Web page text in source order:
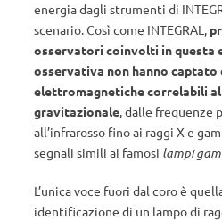
energia dagli strumenti di
scenario. Così come INTEGRAL,
osservatori coinvolti in questa
osservativa non hanno captato
elettromagnetiche correlabili al
gravitazionale, dalle frequenze
all’infrarosso fino ai raggi X e
segnali simili ai famosi lampi
L’unica voce fuori dal coro è
identificazione di un lampo di